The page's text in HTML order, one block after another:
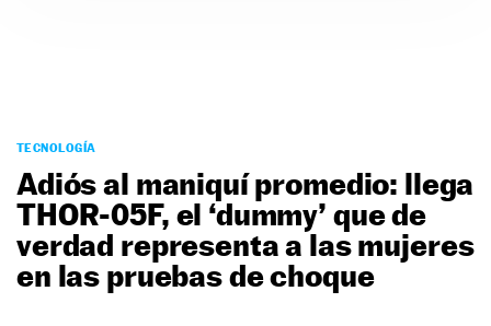
PODCAST
MOTOS
TECNOLOGÍA
SUPERCOCHES
TECNOLOGÍA
Adiós al maniquí promedio: llega
THOR-05F, el ‘dummy’ que de
verdad representa a las mujeres
en las pruebas de choque